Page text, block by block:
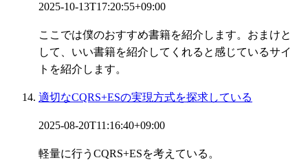
2025-10-13T17:20:55+09:00
ここでは僕のおすすめ書籍を紹介します。おまけと
して、いい書籍を紹介してくれると感じているサイ
トを紹介します。
適切なCQRS+ESの実現方式を探求している
2025-08-20T11:16:40+09:00
軽量に行うCQRS+ESを考えている。